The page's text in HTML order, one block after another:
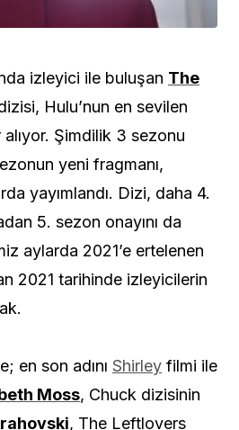
izleyici ile buluşan The
Hulu’nun en sevilen
alıyor. Şimdilik 3 sezonu
yeni fragmanı,
yayımlandı. Dizi, daha 4.
5. sezon onayını da
aylarda 2021’e ertelenen
2021 tarihinde izleyicilerin
en son adını Shirley filmi ile
Moss, Chuck dizisinin
, The Leftlovers